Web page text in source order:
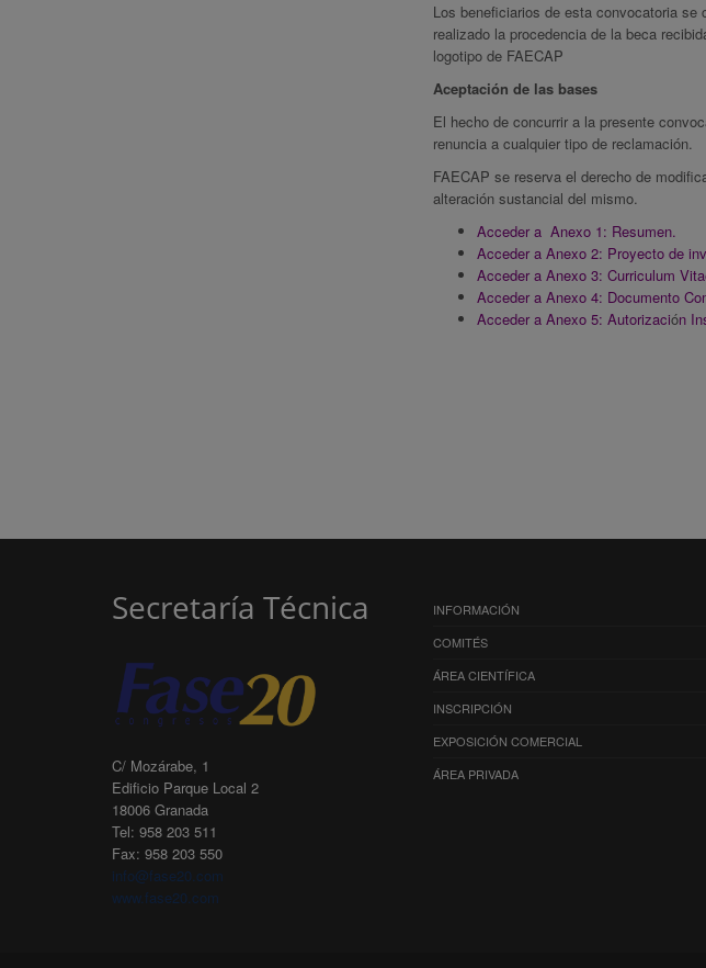
Los beneficiarios de esta convocatoria
realizado la procedencia de la beca
logotipo de FAECAP
Aceptación de las bases
El hecho de concurrir a la presente
renuncia a cualquier tipo de reclamación.
FAECAP se reserva el derecho de
alteración sustancial del mismo.
Acceder a Anexo 1: Resumen.
Acceder a Anexo 2: Proyecto de
Acceder a Anexo 3: Curriculum
Acceder a Anexo 4: Documento
Acceder a Anexo 5: Autorización
Secretaría Técnica
C/ Mozárabe, 1
Edificio Parque Local 2
18006 Granada
Tel: 958 203 511
Fax: 958 203 550
info@fase20.com
www.fase20.com
INFORMACIÓN
COMITÉS
ÁREA CIENTÍFICA
INSCRIPCIÓN
EXPOSICIÓN COMERCIAL
ÁREA PRIVADA